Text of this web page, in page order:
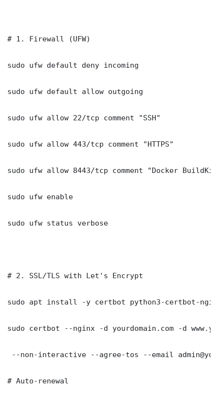
# 1. Firewall (UFW)
sudo ufw default deny incoming
sudo ufw default allow outgoing
sudo ufw allow 22/tcp comment "SSH"
sudo ufw allow 443/tcp comment "HTTPS"
sudo ufw allow 8443/tcp comment "Docker
sudo ufw enable
sudo ufw status verbose
# 2. SSL/TLS with Let's Encrypt
sudo apt install -y certbot python3-certbot-
sudo certbot --nginx -d yourdomain.com -d
--non-interactive --agree-tos --email
# Auto-renewal